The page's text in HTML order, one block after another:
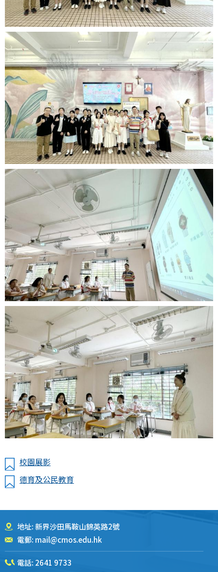
校園展影
德育及公民教育
地址: 新界沙田馬鞍山錦英路2號
電郵: mail@cmos.edu.hk
電話: 2641 9733